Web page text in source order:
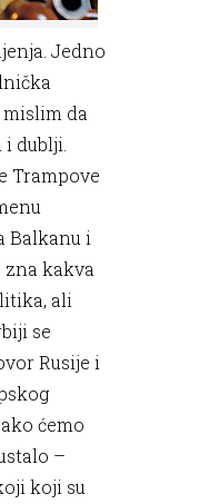
Jedno
da
dublji.
Trampove
Balkanu i
kakva
ali
se
Rusije i
ćemo
–
koji su